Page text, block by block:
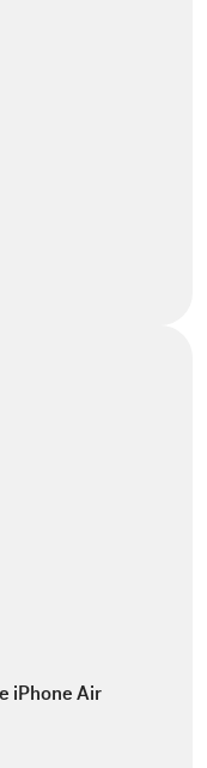
iPhone Air